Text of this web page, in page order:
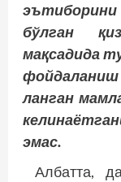
бўлган
мақсадида
ланган
эмас.
Албатта,